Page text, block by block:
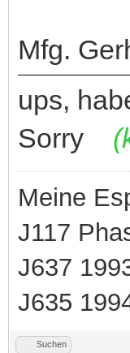
Mfg.
ups,
Sorry
Meine
J117
J637
J635
Suchen